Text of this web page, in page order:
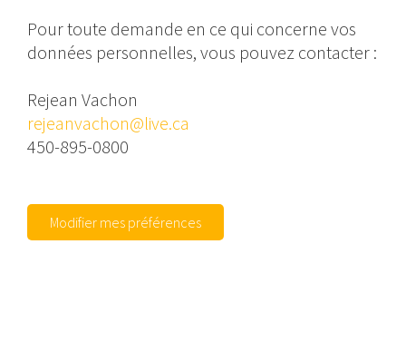
Pour toute demande en ce qui concerne vos
données personnelles, vous pouvez contacter :
Rejean Vachon
rejeanvachon@live.ca
450-895-0800
Modifier mes préférences